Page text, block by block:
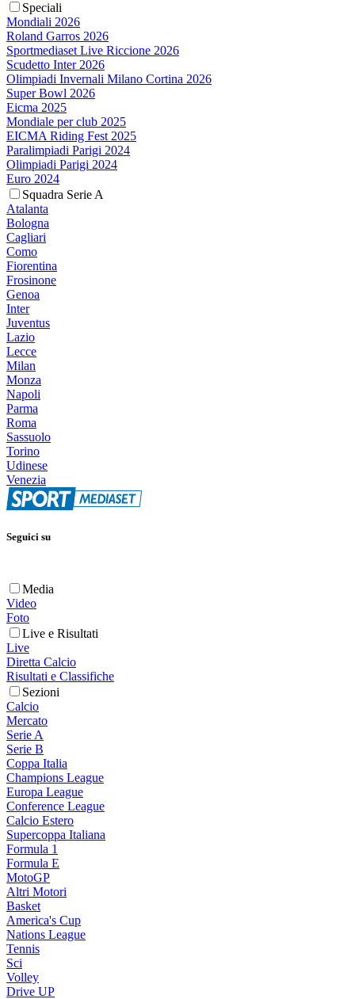
Speciali
Mondiali 2026
Roland Garros 2026
Sportmediaset Live Riccione 2026
Scudetto Inter 2026
Olimpiadi Invernali Milano Cortina 2026
Super Bowl 2026
Eicma 2025
Mondiale per club 2025
EICMA Riding Fest 2025
Paralimpiadi Parigi 2024
Olimpiadi Parigi 2024
Euro 2024
Squadra Serie A
Atalanta
Bologna
Cagliari
Como
Fiorentina
Frosinone
Genoa
Inter
Juventus
Lazio
Lecce
Milan
Monza
Napoli
Parma
Roma
Sassuolo
Torino
Udinese
Venezia
Seguici su
Media
Video
Foto
Live e Risultati
Live
Diretta Calcio
Risultati e Classifiche
Sezioni
Calcio
Mercato
Serie A
Serie B
Coppa Italia
Champions League
Europa League
Conference League
Calcio Estero
Supercoppa Italiana
Formula 1
Formula E
MotoGP
Altri Motori
Basket
America's Cup
Nations League
Tennis
Sci
Volley
Drive UP